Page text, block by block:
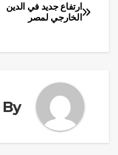
تصفّح
ارتفاع جديد في الدين
الخارجي لمصر
By